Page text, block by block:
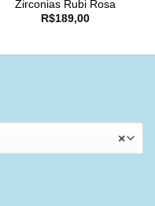
Zirconias Rubi Rosa
R$189,00
×